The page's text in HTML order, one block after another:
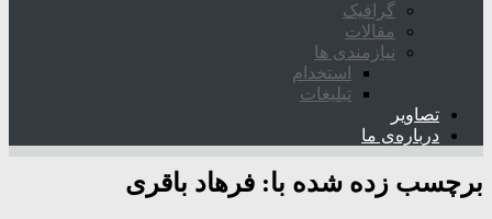
گرافیک
مقالات
نیازمندی ها
استخدام
تبلیغات
تصاویر
درباره‌ی ما
برچسب زده شده با: فرهاد باقری